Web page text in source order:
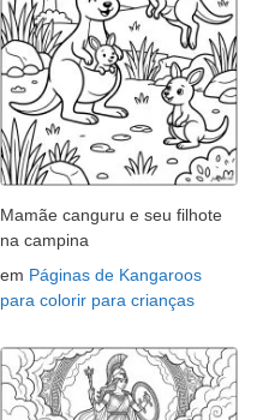
Mamãe canguru e seu filhote
na campina
em Páginas de Kangaroos
para colorir para crianças